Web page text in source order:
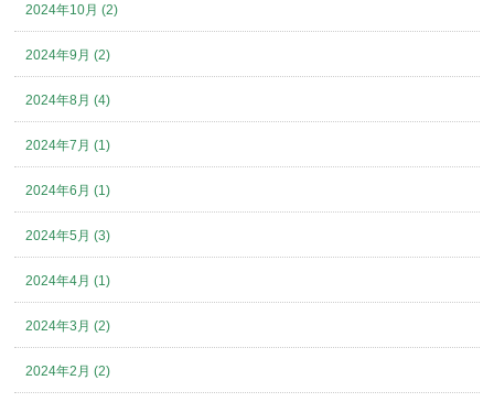
2024年10月 (2)
2024年9月 (2)
2024年8月 (4)
2024年7月 (1)
2024年6月 (1)
2024年5月 (3)
2024年4月 (1)
2024年3月 (2)
2024年2月 (2)